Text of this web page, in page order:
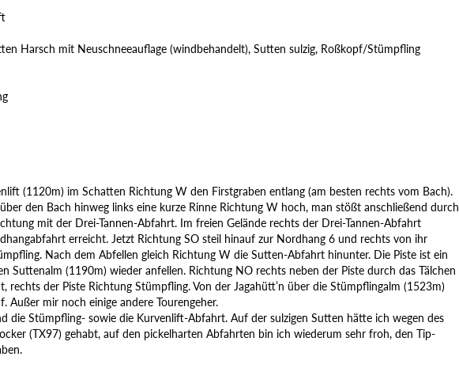
Harsch mit Neuschneeauflage (windbehandelt), Sutten sulzig, Roßkopf/Stümpfling
(1120m) im Schatten Richtung W den Firstgraben entlang (am besten rechts vom Bach).
den Bach hinweg links eine kurze Rinne Richtung W hoch, man stößt anschließend durch
mit der Drei-Tannen-Abfahrt. Im freien Gelände rechts der Drei-Tannen-Abfahrt
erreicht. Jetzt Richtung SO steil hinauf zur Nordhang 6 und rechts von ihr
Nach dem Abfellen gleich Richtung W die Sutten-Abfahrt hinunter. Die Piste ist ein
Suttenalm (1190m) wieder anfellen. Richtung NO rechts neben der Piste durch das Tälchen
rechts der Piste Richtung Stümpfling. Von der Jagahütt’n über die Stümpflingalm (1523m)
Außer mir noch einige andere Tourengeher.
die Stümpfling- sowie die Kurvenlift-Abfahrt. Auf der sulzigen Sutten hätte ich wegen des
(TX97) gehabt, auf den pickelharten Abfahrten bin ich wiederum sehr froh, den Tip-